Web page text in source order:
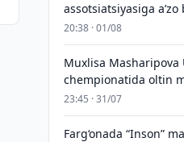
assotsiatsiyasiga aʼzo
20:38 · 01/08
Muxlisa Masharipova
chempionatida oltin
23:45 · 31/07
Farg‘onada “Inson”